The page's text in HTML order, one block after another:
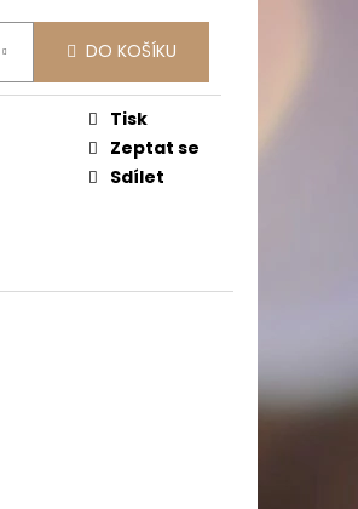
DO KOŠÍKU
Tisk
Zeptat se
Sdílet